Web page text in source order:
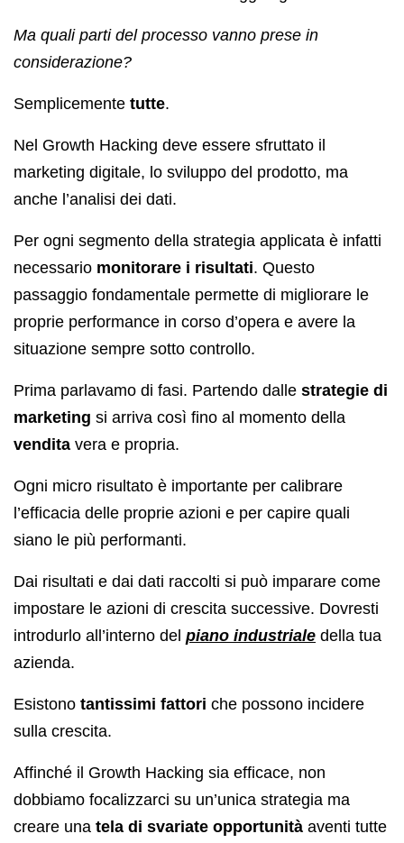
Ma quali parti del processo vanno prese in
considerazione?
Semplicemente tutte.
Nel Growth Hacking deve essere sfruttato il
marketing digitale, lo sviluppo del prodotto, ma
anche l’analisi dei dati.
Per ogni segmento della strategia applicata è infatti
necessario monitorare i risultati. Questo
passaggio fondamentale permette di migliorare le
proprie performance in corso d’opera e avere la
situazione sempre sotto controllo.
Prima parlavamo di fasi. Partendo dalle strategie di
marketing si arriva così fino al momento della
vendita vera e propria.
Ogni micro risultato è importante per calibrare
l’efficacia delle proprie azioni e per capire quali
siano le più performanti.
Dai risultati e dai dati raccolti si può imparare come
impostare le azioni di crescita successive. Dovresti
introdurlo all’interno del piano industriale della tua
azienda.
Esistono tantissimi fattori che possono incidere
sulla crescita.
Affinché il Growth Hacking sia efficace, non
dobbiamo focalizzarci su un’unica strategia ma
creare una tela di svariate opportunità aventi tutte